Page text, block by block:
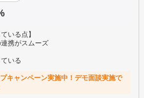
いる点】
連携がスムーズ
いる
キャンペーン実施中！デモ面談実施で